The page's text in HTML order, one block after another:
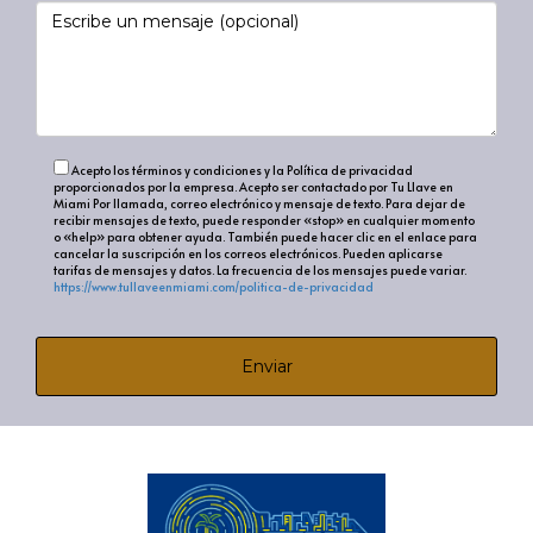
abogado sobre la normativa fiscal.
regulaciones de alquiler a corto plazo y los costos
operativos. Un análisis exhaustivo te ayudará a
maximizar tus ingresos por alquiler.
inmobiliaria es clave para lograr el éxito en el
competitivo mercado de Miami.”
inversión inmobiliaria en Miami no solo te guiará en tu
elección de propiedades, sino que también determinará
Acepto los términos y condiciones y la Política de privacidad
proporcionados por la empresa. Acepto ser contactado por Tu Llave en
Miami Por llamada, correo electrónico y mensaje de texto. Para dejar de
recibir mensajes de texto, puede responder «stop» en cualquier momento
o «help» para obtener ayuda. También puede hacer clic en el enlace para
cancelar la suscripción en los correos electrónicos. Pueden aplicarse
tarifas de mensajes y datos. La frecuencia de los mensajes puede variar.
https://www.tullaveenmiami.com/politica-de-privacidad
Enviar